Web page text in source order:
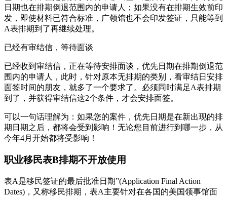
日期也在排期倒退范围内的申请人；如果没有在排期生效前印
发，即使材料已符合标准，广领馆也不会印发签证，只能等到
A表排期到了再继续处理。
已经有审结信，等待面谈
已经收到审结信，正在等待安排面谈，优先日期在排期倒退范
围内的申请人，此时，针对原本无排期的类别，看审结日安排
面签时间的朋友，就多了一个要求了。必须同时满足A表排期
到了，并获得审结信这2个条件，才会安排面签。
可以一句话理解为：如果您的案件，优先日期是在新出现的排
期日期之后，都将会受到影响！无论您目前进行到哪一步，从
今年4月开始都将受影响！
职业移民表B排期不开放使用
表A是移民签证的最后批准日期”(Application Final Action
Dates)，又称移民排期，表A主要针对在各国的美国领事馆面